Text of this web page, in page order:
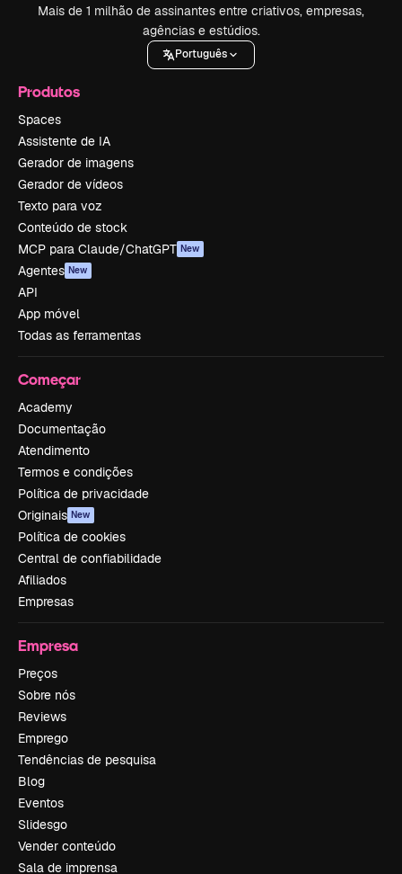
Mais de 1 milhão de assinantes entre criativos, empresas,
agências e estúdios.
Português
Produtos
Spaces
Assistente de IA
Gerador de imagens
Gerador de vídeos
Texto para voz
Conteúdo de stock
MCP para Claude/ChatGPT New
Agentes New
API
App móvel
Todas as ferramentas
Começar
Academy
Documentação
Atendimento
Termos e condições
Política de privacidade
Originais New
Política de cookies
Central de confiabilidade
Afiliados
Empresas
Empresa
Preços
Sobre nós
Reviews
Emprego
Tendências de pesquisa
Blog
Eventos
Slidesgo
Vender conteúdo
Sala de imprensa